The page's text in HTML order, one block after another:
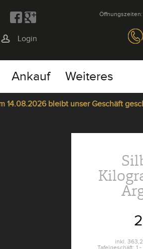
Login
Öffnungszeiten:
Ankauf Weiteres
bleibt unser Geschäft
inkl.
Tafelgeschäft: 1